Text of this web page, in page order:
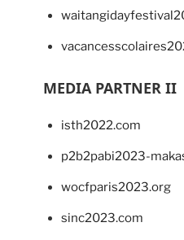
MEDIA PARTNER II
isth2022.com
p2b2pabi2023-
wocfparis2023.org
sinc2023.com